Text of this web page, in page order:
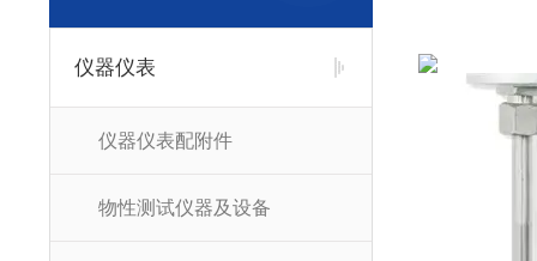
仪器仪表
仪器仪表配附件
物性测试仪器及设备